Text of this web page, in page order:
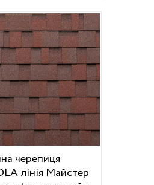
черепиця
лінія Майстер